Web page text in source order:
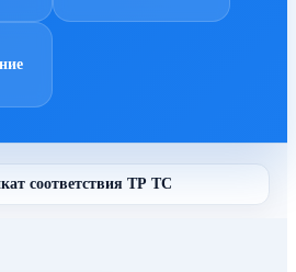
соответствия ТР ТС